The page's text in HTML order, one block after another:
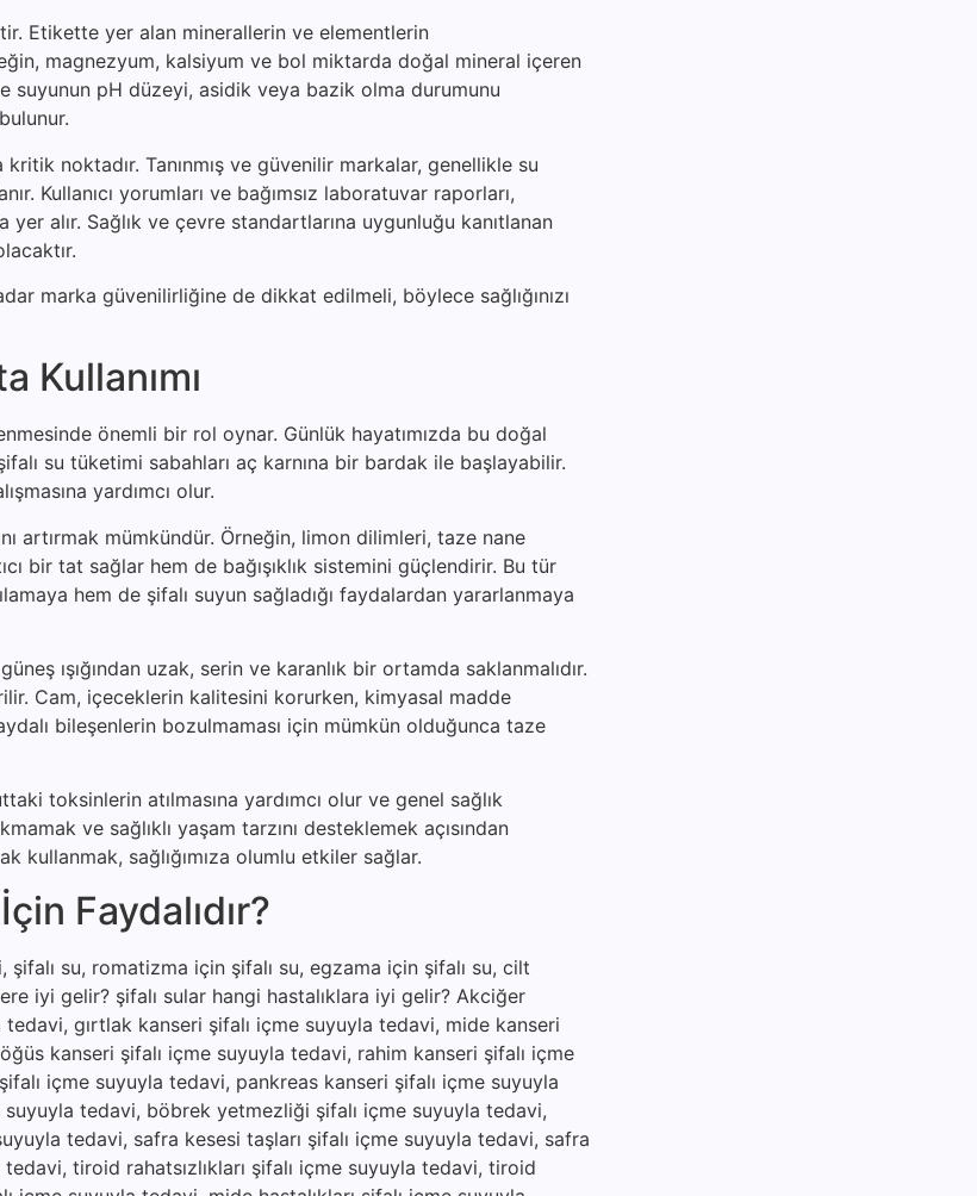
Etikette yer alan minerallerin ve elementlerin
magnezyum, kalsiyum ve bol miktarda doğal mineral içeren
suyunun pH düzeyi, asidik veya bazik olma durumunu
noktadır. Tanınmış ve güvenilir markalar, genellikle su
Kullanıcı yorumları ve bağımsız laboratuvar raporları,
alır. Sağlık ve çevre standartlarına uygunluğu kanıtlanan
marka güvenilirliğine de dikkat edilmeli, böylece sağlığınızı
Kullanımı
önemli bir rol oynar. Günlük hayatımızda bu doğal
su tüketimi sabahları aç karnına bir bardak ile başlayabilir.
yardımcı olur.
artırmak mümkündür. Örneğin, limon dilimleri, taze nane
bir tat sağlar hem de bağışıklık sistemini güçlendirir. Bu tür
hem de şifalı suyun sağladığı faydalardan yararlanmaya
ışığından uzak, serin ve karanlık bir ortamda saklanmalıdır.
Cam, içeceklerin kalitesini korurken, kimyasal madde
bileşenlerin bozulmaması için mümkün olduğunca taze
toksinlerin atılmasına yardımcı olur ve genel sağlık
ve sağlıklı yaşam tarzını desteklemek açısından
kullanmak, sağlığımıza olumlu etkiler sağlar.
Faydalıdır?
su, romatizma için şifalı su, egzama için şifalı su, cilt
iyi gelir? şifalı sular hangi hastalıklara iyi gelir? Akciğer
gırtlak kanseri şifalı içme suyuyla tedavi, mide kanseri
kanseri şifalı içme suyuyla tedavi, rahim kanseri şifalı içme
içme suyuyla tedavi, pankreas kanseri şifalı içme suyuyla
tedavi, böbrek yetmezliği şifalı içme suyuyla tedavi,
tedavi, safra kesesi taşları şifalı içme suyuyla tedavi, safra
tiroid rahatsızlıkları şifalı içme suyuyla tedavi, tiroid